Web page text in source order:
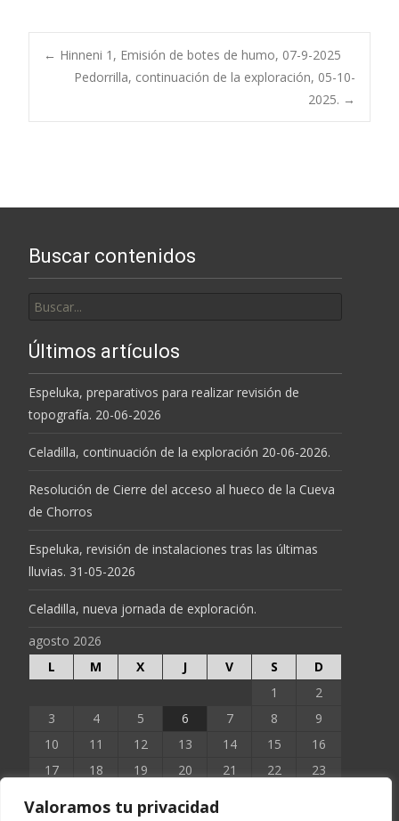
Valoramos tu privacidad
Navegación
de
← Hinneni 1, Emisión de botes de humo, 07-9-2025
Pedorrilla, continuación de la exploración, 05-10-
2025. →
Buscar contenidos
por:
Últimos artículos
Espeluka, preparativos para realizar revisión de
topografía. 20-06-2026
Celadilla, continuación de la exploración 20-06-2026.
Resolución de Cierre del acceso al hueco de la Cueva
de Chorros
Espeluka, revisión de instalaciones tras las últimas
lluvias. 31-05-2026
Celadilla, nueva jornada de exploración.
agosto 2026
L
M X J V S
D
1
2
3
4 5 6 7 8
9
10
11 12 13 14 15
16
17
18 19 20 21 22
23